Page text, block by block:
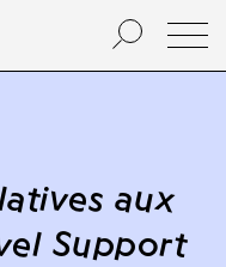
aux
Support